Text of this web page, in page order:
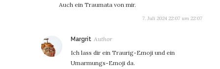
Auch ein Traumata von mir.
7. Juli 2024 22:07 um 22:07
Margrit sagt:
Ich lass dir ein Traurig-Emoji und ein
Umarmungs-Emoji da.